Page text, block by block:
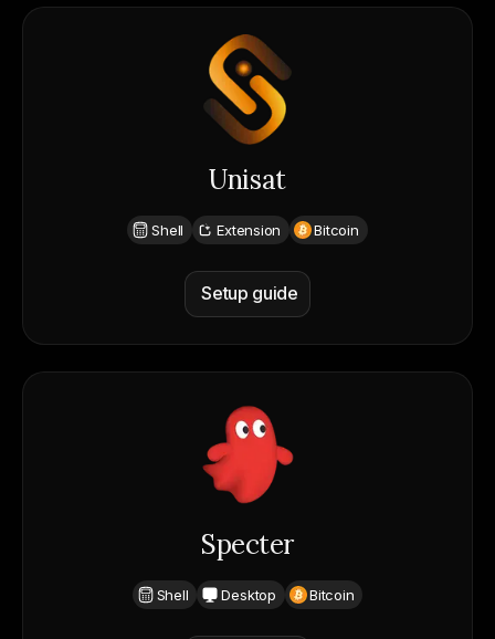
Unisat
Shell Extension Bitcoin
Setup guide
Specter
Shell Desktop Bitcoin